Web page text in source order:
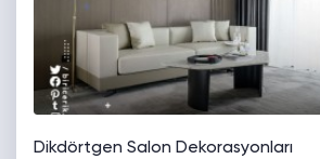
Dikdörtgen Salon Dekorasyonları